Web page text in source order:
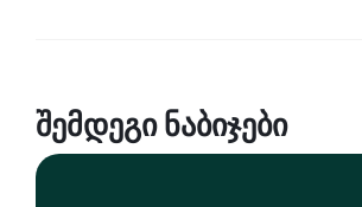
Შემდეგი Ნაბიჯები